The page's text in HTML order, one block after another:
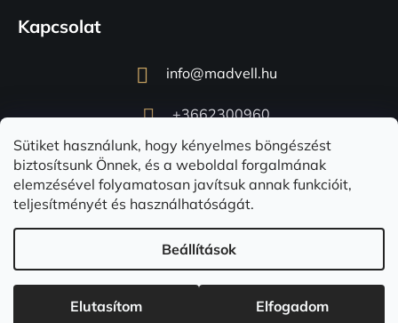
Sütiket használunk, hogy kényelmes böngészést
biztosítsunk Önnek, és a weboldal forgalmának
elemzésével folyamatosan javítsuk annak funkcióit,
teljesítményét és használhatóságát.
Beállítások
Elutasítom Elfogadom
Kapcsolat
info@madvell.hu
+3662300960
Shoptet készítette
. Minden jog fenntartva.